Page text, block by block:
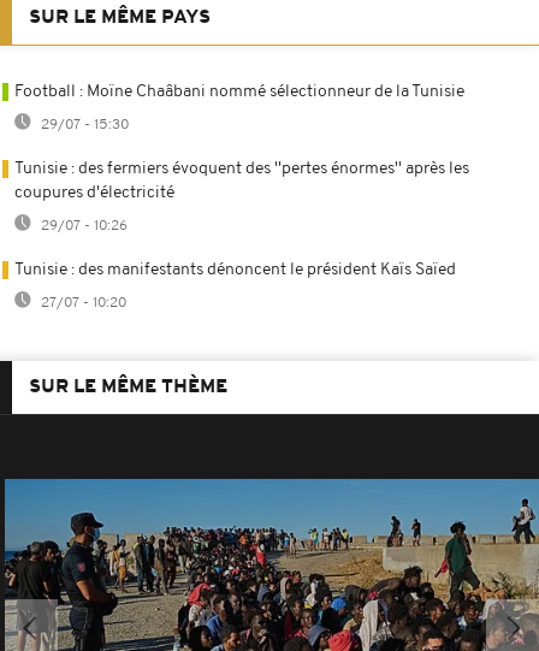
SUR LE MÊME PAYS
Football : Moïne Chaâbani nommé sélectionneur de la Tunisie
29/07 - 15:30
Tunisie : des fermiers évoquent des ''pertes énormes'' après les
coupures d'électricité
29/07 - 10:26
Tunisie : des manifestants dénoncent le président Kaïs Saïed
27/07 - 10:20
SUR LE MÊME THÈME